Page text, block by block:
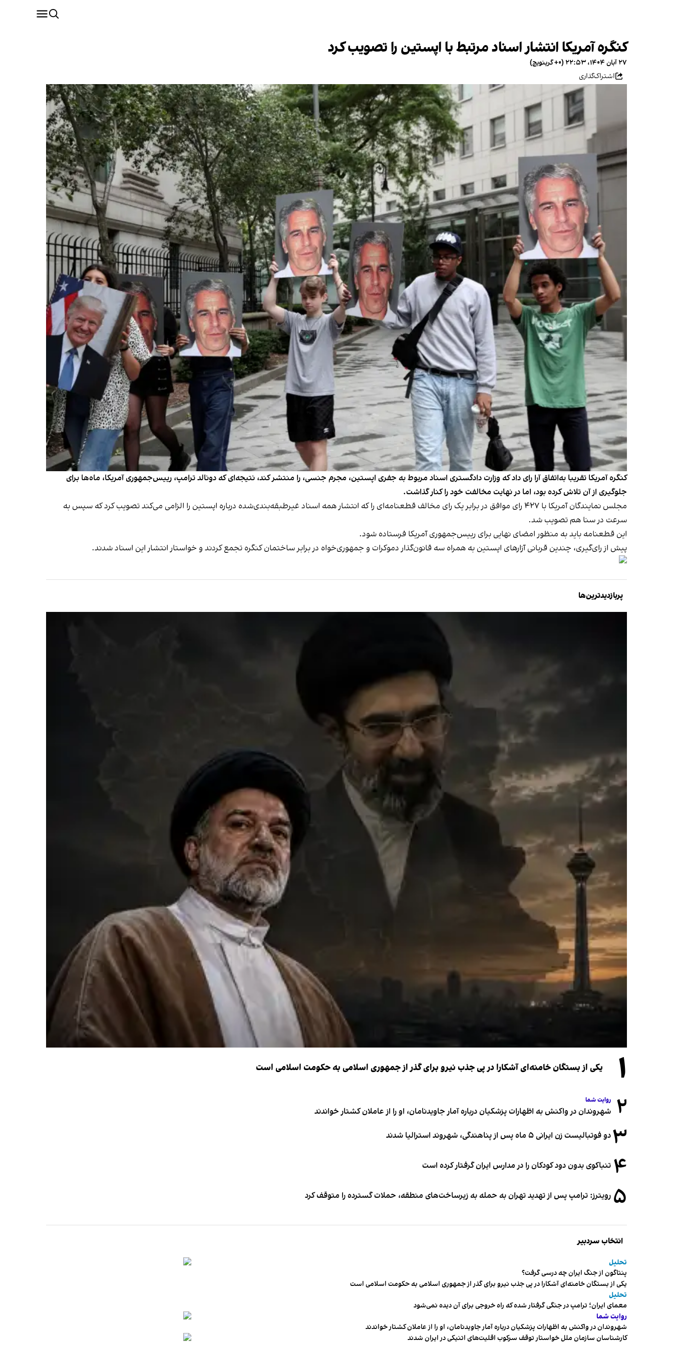
کنگره آمریکا انتشار اسناد مرتبط با اپستین را تصویب کرد
۲۷ آبان ۱۴۰۴، ۲۲:۵۳ (‎+۰ گرینویچ)
اشتراک‌گذاری
کنگره آمریکا تقریبا به‌اتفاق آرا رای داد که وزارت دادگستری اسناد مربوط به جفری اپستین، مجرم جنسی، را منتشر کند، نتیجه‌ای که دونالد ترامپ، رییس‌جمهوری آمریکا، ماه‌ها برای
جلوگیری از آن تلاش کرده بود، اما در نهایت مخالفت خود را کنار گذاشت.
مجلس نمایندگان آمریکا با ۴۲۷ رای موافق در برابر یک رای مخالف قطعنامه‌ای را که انتشار همه اسناد غیرطبقه‌بندی‌شده درباره اپستین را الزامی می‌کند تصویب کرد که سپس به
سرعت در سنا هم تصویب شد.
این قطعنامه باید به منظور امضای نهایی برای رییس‌جمهوری آمریکا فرستاده شود.
پیش از رای‌گیری، چندین قربانی آزارهای اپستین به همراه سه قانون‌گذار دموکرات و جمهوری‌خواه در برابر ساختمان کنگره تجمع کردند و خواستار انتشار این اسناد شدند.
پربازدیدترین‌ها
۱ یکی از بستگان خامنه‌ای آشکارا در پی جذب نیرو برای گذر از جمهوری اسلامی به حکومت اسلامی است
۲ روایت شما
شهروندان در واکنش به اظهارات پزشکیان درباره آمار جاویدنامان، او را از عاملان کشتار خواندند
۳دو فوتبالیست زن ایرانی ۵ ماه پس از پناهندگی، شهروند استرالیا شدند
۴ تنباکوی بدون دود کودکان را در مدارس ایران گرفتار کرده است
۵ رویترز: ترامپ پس از تهدید تهران به حمله به زیرساخت‌های منطقه، حملات گسترده را متوقف کرد
انتخاب سردبیر
تحلیل
پنتاگون از جنگ ایران چه درسی گرفت؟
یکی از بستگان خامنه‌ای آشکارا در پی جذب نیرو برای گذر از جمهوری اسلامی به حکومت اسلامی است
تحلیل
معمای ایران؛ ترامپ در جنگی گرفتار شده که راه خروجی برای آن دیده نمی‌شود
روایت شما
شهروندان در واکنش به اظهارات پزشکیان درباره آمار جاویدنامان، او را از عاملان کشتار خواندند
کارشناسان سازمان ملل خواستار توقف سرکوب اقلیت‌های اتنیکی در ایران شدند